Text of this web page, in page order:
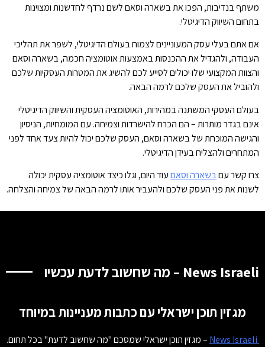
משתף בנדיבות, הפכו את בשארה וסאם לשם נרדף לחדשנות ומצוינות
בתחום השיווק הדיגיטלי.
אם אתם בעלי עסק המעוניינים לצמוח בעולם הדיגיטלי, לשפר את תהליכי
העבודה, ולהגדיל את ההכנסות באמצעות אוטומציה חכמה, בשארה וסאם
והצוות המקצועי שלו יכולים לסייע לכם להשיג את המטרות העסקיות שלכם
ולהוביל את העסק שלכם לרמה הבאה.
בעולם העסקי המשתנה במהירות, האוטומציה העסקית והשיווק הדיגיטלי
אינם בגדר מותרות – הם הכרח להישרדות וצמיחה. עם המומחיות, הניסיון
והגישה המוכחת של בשארה וסאם, העסק שלכם יכול להיות צעד אחד לפני
המתחרים ולהצליח בעידן הדיגיטלי.
צרו קשר עםבשארה וסאםעוד היום, וגלו כיצד אוטומציה עסקית יכולה
לשנות את פני העסק שלכם ולהעביר אותו לרמה הבאה של צמיחה והצלחה.
News Israeli – מה שחשוב לדעת עכשיו
מגזין תוכן ישראלי עם כתבות מעניינות במיוחד
– מגזין תוכן ישראלי שמסכם "מה שחשוב לדעת" בכל תחום.